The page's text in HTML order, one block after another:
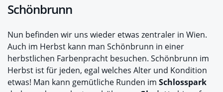
Schönbrunn
Nun befinden wir uns wieder etwas zentraler in Wien.
Auch im Herbst kann man Schönbrunn in einer
herbstlichen Farbenpracht besuchen. Schönbrunn im
Herbst ist für jeden, egal welches Alter und Kondition
etwas! Man kann gemütliche Runden im Schlosspark